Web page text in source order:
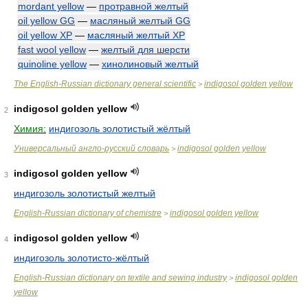
mordant yellow — протравной желтый
oil yellow GG — масляный желтый GG
oil yellow XP — масляный желтый ХР
fast wool yellow — желтый для шерсти
quinoline yellow — хинолиновый желтый
The English-Russian dictionary general scientific > indigosol golden yellow
2
indigosol golden yellow
Химия: индигозоль золотистый жёлтый
Универсальный англо-русский словарь > indigosol golden yellow
3
indigosol golden yellow
индигозоль золотистый желтый
English-Russian dictionary of chemistre > indigosol golden yellow
4
indigosol golden yellow
индигозоль золотисто-жёлтый
English-Russian dictionary on textile and sewing industry> indigosol golden
yellow